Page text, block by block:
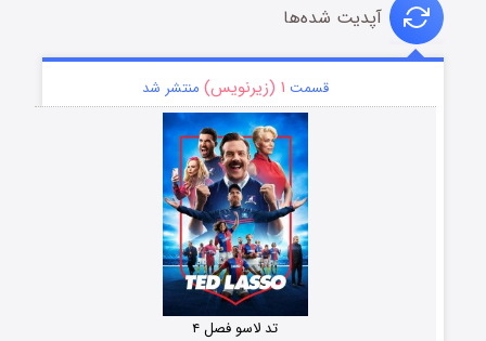
آپدیت شده‌ها
قسمت ۱ (زیرنویس) منتشر شد
تد لاسو فصل ۴